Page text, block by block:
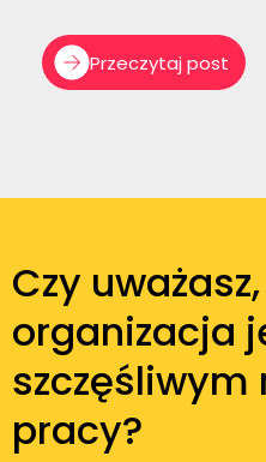
Przeczytaj post
Czy
organizacja
pracy?